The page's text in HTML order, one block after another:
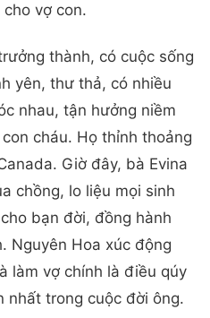
vợ con.
thành, có cuộc sống
yên, thư thả, có nhiều
nhau, tận hưởng niềm
cháu. Họ thỉnh thoảng
Giờ đây, bà Evina
chồng, lo liệu mọi sinh
bạn đời, đồng hành
Nguyên Hoa xúc động
làm vợ chính là điều qúy
nhất trong cuộc đời ông.